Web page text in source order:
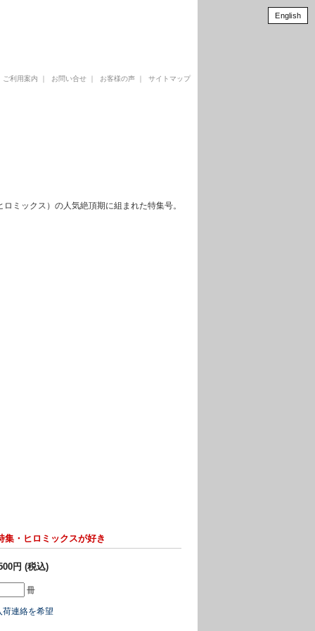
ご利用案内 お問い合せ お客様の声 サイトマップ
ミックス）の人気絶頂期に組まれた特集号。
・ヒロミックスが好き
円 (税込)
冊
荷連絡を希望
English